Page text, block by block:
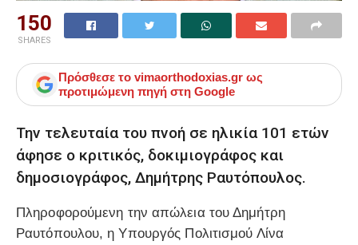
150
SHARES
Πρόσθεσε το vimaorthodoxias.gr ως
προτιμώμενη πηγή στη Google
Την τελευταία του πνοή σε ηλικία 101 ετών
άφησε ο κριτικός, δοκιμιογράφος και
δημοσιογράφος, Δημήτρης Ραυτόπουλος.
Πληροφορούμενη την απώλεια του Δημήτρη
Ραυτόπουλου, η Υπουργός Πολιτισμού Λίνα